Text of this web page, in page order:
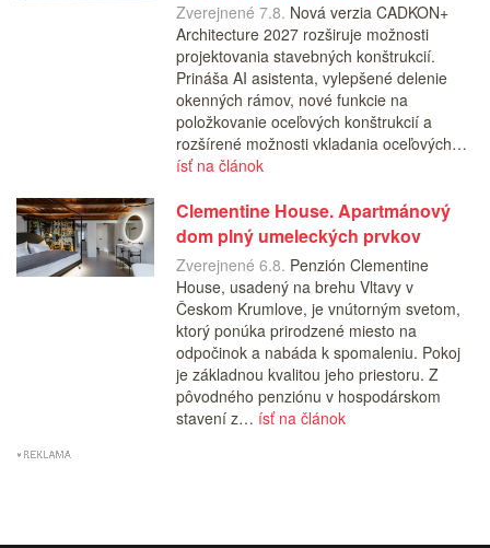
Zverejnené 7.8. Nová verzia CADKON+
Architecture 2027 rozširuje možnosti
projektovania stavebných konštrukcií.
Prináša AI asistenta, vylepšené delenie
okenných rámov, nové funkcie na
položkovanie oceľových konštrukcií a
rozšírené možnosti vkladania oceľových…
ísť na článok
Clementine House. Apartmánový
dom plný umeleckých prvkov
Zverejnené 6.8. Penzión Clementine
House, usadený na brehu Vltavy v
Českom Krumlove, je vnútorným svetom,
ktorý ponúka prirodzené miesto na
odpočinok a nabáda k spomaleniu. Pokoj
je základnou kvalitou jeho priestoru. Z
pôvodného penziónu v hospodárskom
stavení z… ísť na článok